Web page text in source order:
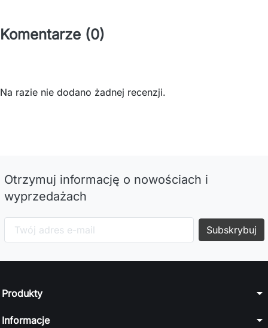
Komentarze (0)
Na razie nie dodano żadnej recenzji.
Otrzymuj informację o nowościach i
wyprzedażach
Produkty arrow_drop_down
Informacje arrow_drop_down